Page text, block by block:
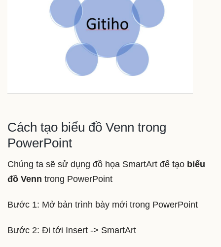
Cách tạo biểu đồ Venn trong
PowerPoint
Chúng ta sẽ sử dụng đồ họa SmartArt để tạo biểu
đồ Venn trong PowerPoint
Bước 1: Mở bản trình bày mới trong PowerPoint
Bước 2: Đi tới Insert -> SmartArt